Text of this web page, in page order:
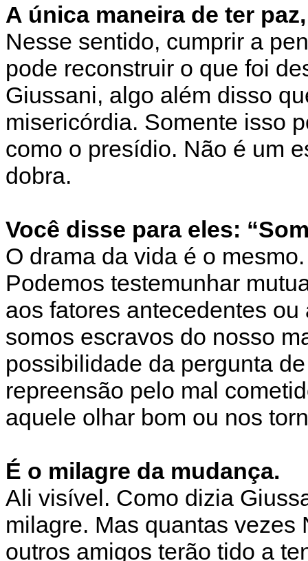
A única maneira de ter
Nesse sentido, cumprir a
pode reconstruir o que foi
Giussani, algo além disso
misericórdia. Somente isso
como o presídio. Não é um
dobra.
Você disse para eles:
O drama da vida é o
Podemos testemunhar
aos fatores antecedentes
somos escravos do nosso
possibilidade da pergunta
repreensão pelo mal
aquele olhar bom ou nos
É o milagre da mudança.
Ali visível. Como dizia
milagre. Mas quantas
outros amigos terão tido a